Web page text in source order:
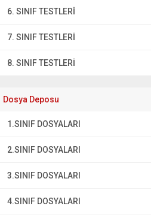
6. SINIF TESTLERI
7. SINIF TESTLERI
8. SINIF TESTLERI
Dosya Deposu
1.SINIF DOSYALARI
2.SINIF DOSYALARI
3.SINIF DOSYALARI
4.SINIF DOSYALARI